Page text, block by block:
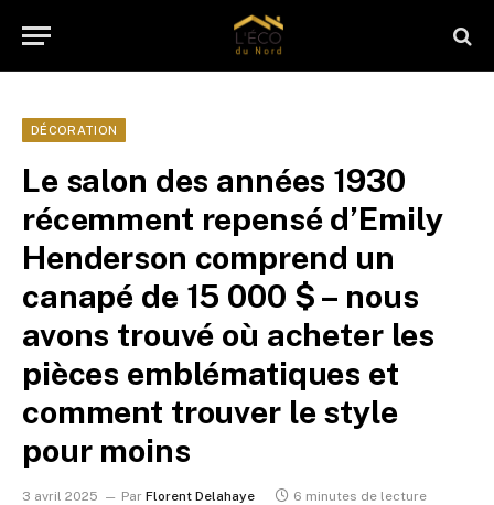
DÉCORATION
Le salon des années 1930
récemment repensé d’Emily
Henderson comprend un
canapé de 15 000 $ – nous
avons trouvé où acheter les
pièces emblématiques et
comment trouver le style
pour moins
3 avril 2025 Par Florent Delahaye 6 minutes de lecture